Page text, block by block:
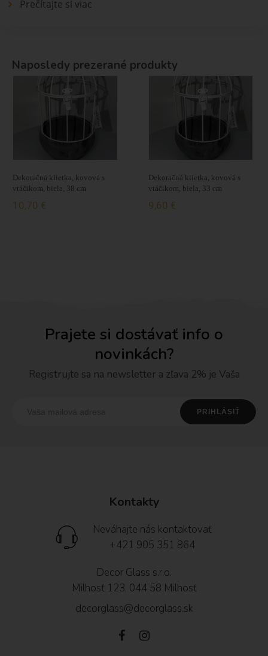
Prečítajte si viac
Naposledy prezerané produkty
Dekoračná klietka, kovová s
vtáčikom, biela, 38 cm
10,70 €
Dekoračná klietka, kovová s
vtáčikom, biela, 33 cm
9,60 €
Prajete si dostávať info o
novinkách?
Registrujte sa na newsletter a zľava 2% je Vaša
Kontakty
Neváhajte nás kontaktovať
+421 905 351 864
Decor Glass s.r.o.
Milhosť 123, 044 58 Milhosť
decorglass@decorglass.sk